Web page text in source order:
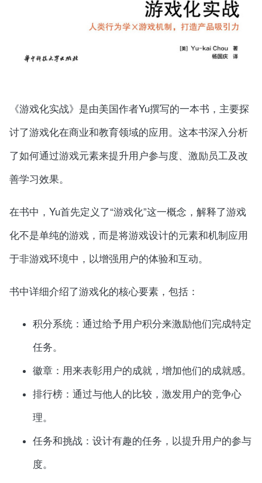
《游戏化实战》是由美国作者Yu撰写的一本书，主要探
讨了游戏化在商业和教育领域的应用。这本书深入分析
了如何通过游戏元素来提升用户参与度、激励员工及改
善学习效果。
在书中，Yu首先定义了“游戏化”这一概念，解释了游戏
化不是单纯的游戏，而是将游戏设计的元素和机制应用
于非游戏环境中，以增强用户的体验和互动。
书中详细介绍了游戏化的核心要素，包括：
积分系统：通过给予用户积分来激励他们完成特定
任务。
徽章：用来表彰用户的成就，增加他们的成就感。
排行榜：通过与他人的比较，激发用户的竞争心
理。
任务和挑战：设计有趣的任务，以提升用户的参与
度。